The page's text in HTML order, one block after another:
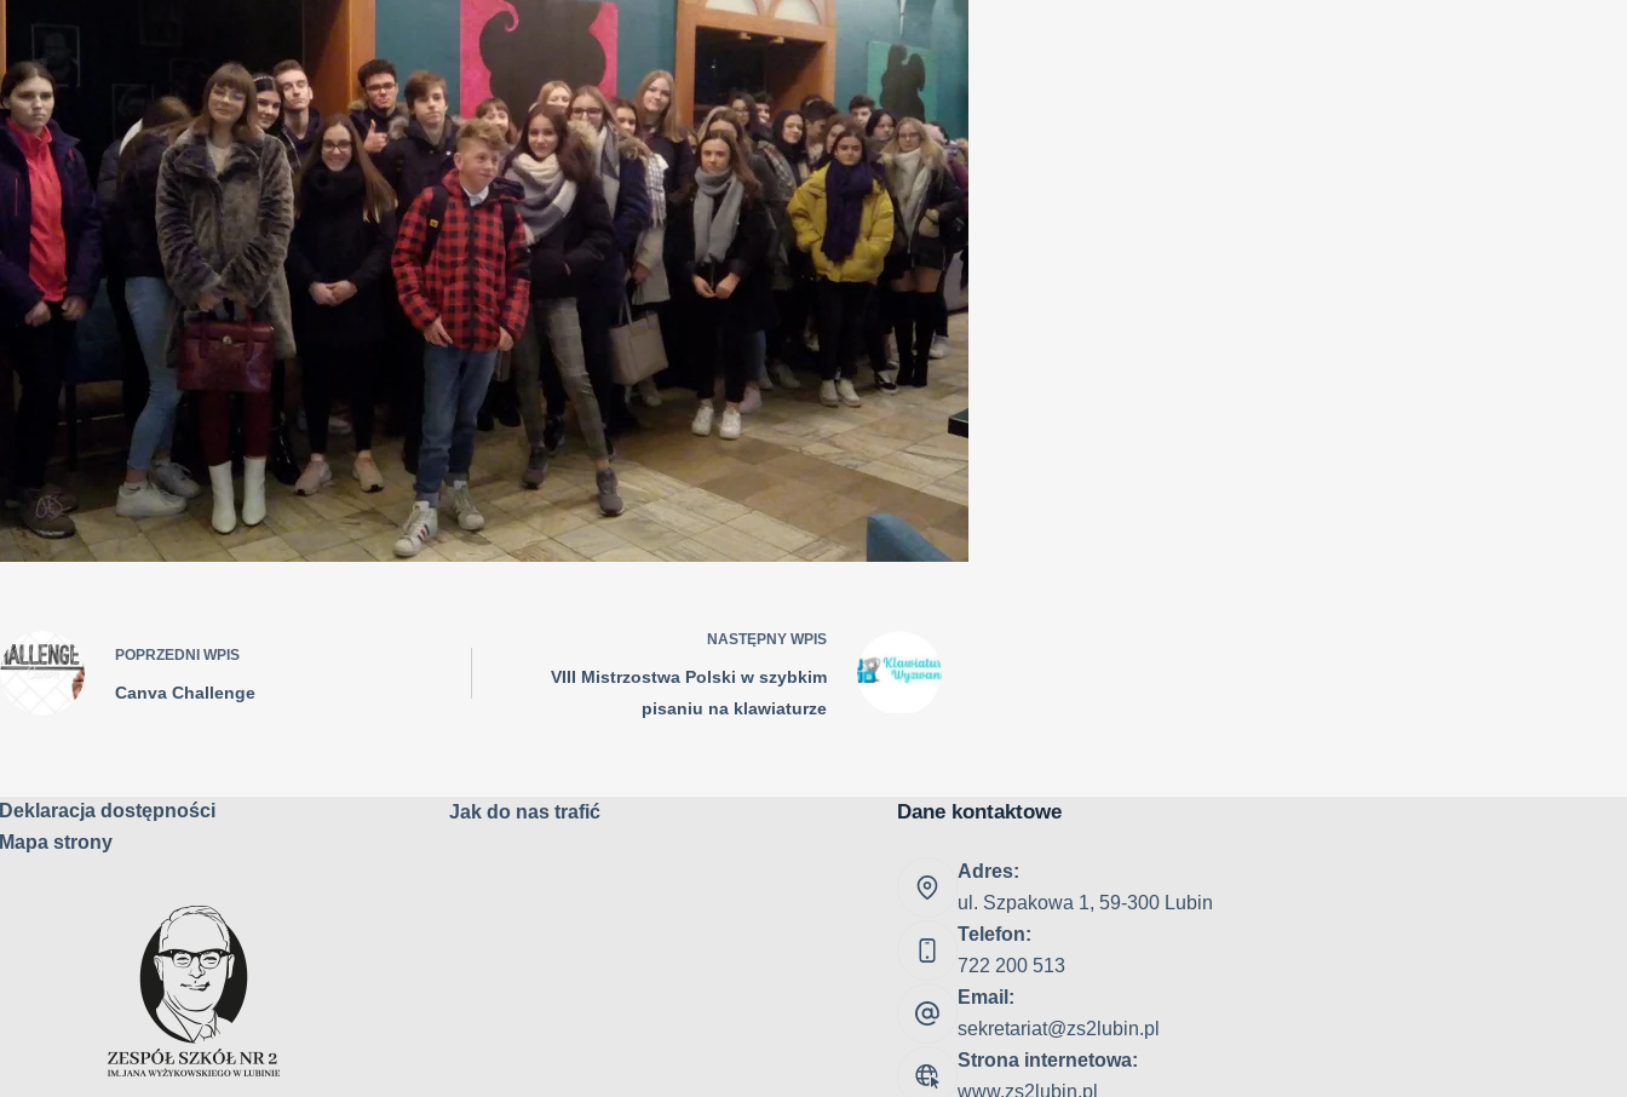
POPRZEDNI WPIS
Canva Challenge
NASTĘPNY WPIS
VIII Mistrzostwa Polski w szybkim
pisaniu na klawiaturze
Deklaracja dostępności
Mapa strony
Jak do nas trafić Dane kontaktowe
Adres:
ul. Szpakowa 1, 59-300 Lubin
Telefon:
722 200 513
Email:
sekretariat@zs2lubin.pl
Strona internetowa:
www.zs2lubin.pl